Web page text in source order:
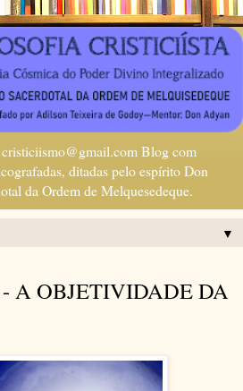
Blog com
ditadas pelo espírito Don
da Ordem de Melquesedeque.
▼
A OBJETIVIDADE DA